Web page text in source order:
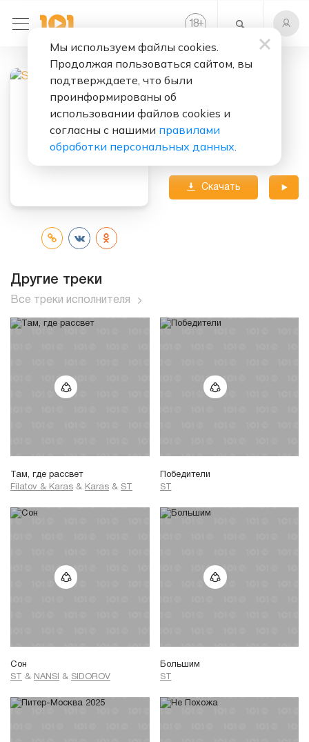
18+
Слушать бесплатно
Семья
Исполнитель:
Скачать
Другие треки
Все треки исполнителя
Там, где рассвет
Filatov & Karas & Karas & ST
Победители
ST
Сон
ST
& NANSI & SIDOROV
Большим
ST
Мы используем файлы cookies.
Продолжая пользоваться сайтом, вы
подтверждаете, что были
проинформированы об
использовании файлов cookies и
согласны с нашими правилами
обработки персональных данных.